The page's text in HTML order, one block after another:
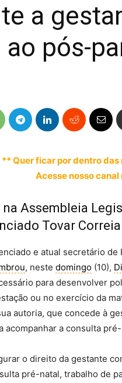
a
ao pós-
** Quer ficar por dentro
Acesse nosso canal
Assembleia
Tovar
e atual secretário
, neste domingo (10),
para desenvolver
ou no exercício da
autoria, que concede à
acompanhar a consulta
o direito da gestante
pré-natal, trabalho de